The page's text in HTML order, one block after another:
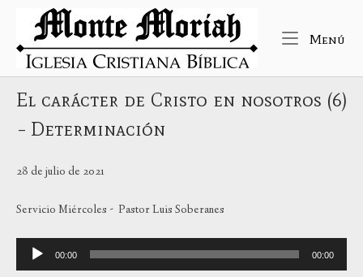
contenido
Inicio
Menú
El carácter de Cristo en nosotros (6)
– Determinación
28 de julio de 2021
Servicio Miércoles - Pastor Luis Soberanes
Reproductor
de
00:00 00:00